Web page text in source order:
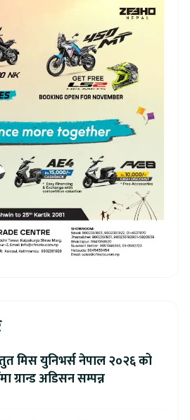
मिस युनिभर्स नेपाल २०२६ को
ग्रान्ड अडिसन सम्पन्न